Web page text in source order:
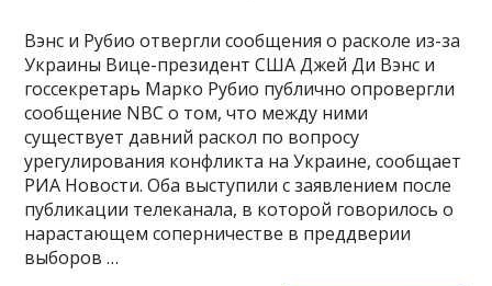
Вэнс и Рубио отвергли сообщения о расколе из-за
Украины Вице-президент США Джей Ди Вэнс и
госсекретарь Марко Рубио публично опровергли
сообщение NBC о том, что между ними
существует давний раскол по вопросу
урегулирования конфликта на Украине, сообщает
РИА Новости. Оба выступили с заявлением после
публикации телеканала, в которой говорилось о
нарастающем соперничестве в преддверии
выборов …